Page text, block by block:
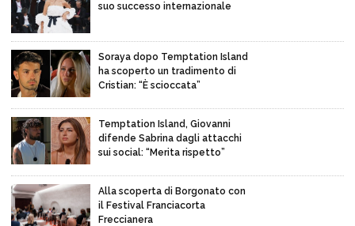
suo successo internazionale
Soraya dopo Temptation Island
ha scoperto un tradimento di
Cristian: “È scioccata”
Temptation Island, Giovanni
difende Sabrina dagli attacchi
sui social: “Merita rispetto”
Alla scoperta di Borgonato con
il Festival Franciacorta
Freccianera